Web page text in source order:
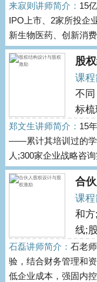
来寂则讲师简介： 15
IPO上市、2家所投企
新生物医药、创新消
股
课
不
标
郑文生讲师简介： 15
——累计其培训过的学
人;300家企业战略咨
合
课
和
线;
石磊讲师简介： 石老
验，结合财务管理和
低企业成本，强固内